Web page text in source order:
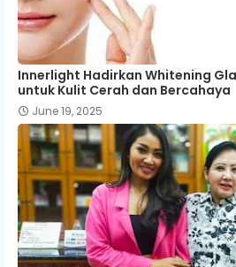
Innerlight Hadirkan Whitening
untuk Kulit Cerah dan Bercahaya
June 19, 2025